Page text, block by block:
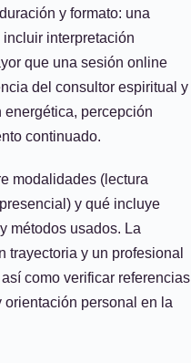
y formato: una
interpretación
que una sesión online
del consultor espiritual y
percepción
continuado.
modalidades (lectura
y qué incluye
métodos usados. La
trayectoria y un profesional
como verificar referencias
personal en la